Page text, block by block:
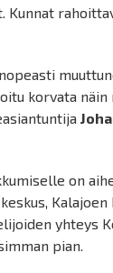
korvata näin
on
yhteys
pian.